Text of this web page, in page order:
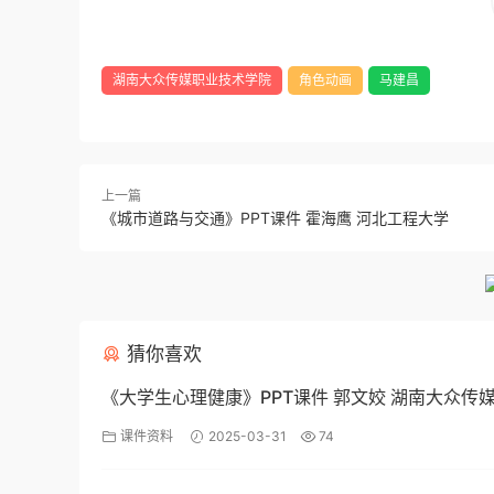
湖南大众传媒职业技术学院 角色动画 马建昌
上一篇
《城市道路与交通》PPT课件 霍海鹰 河北工程大学
猜你喜欢
《大学生心理健康》PPT课件 郭文姣 湖南大众传
术学院
课件资料 2025-03-31 74